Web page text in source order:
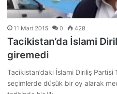
11 Mart 2015 0 428
Tacikistan’da İslami
giremedi
Tacikistan’daki İslami Diriliş Partisi
seçimlerde düşük bir oy alarak